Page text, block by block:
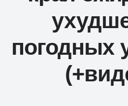
погодных